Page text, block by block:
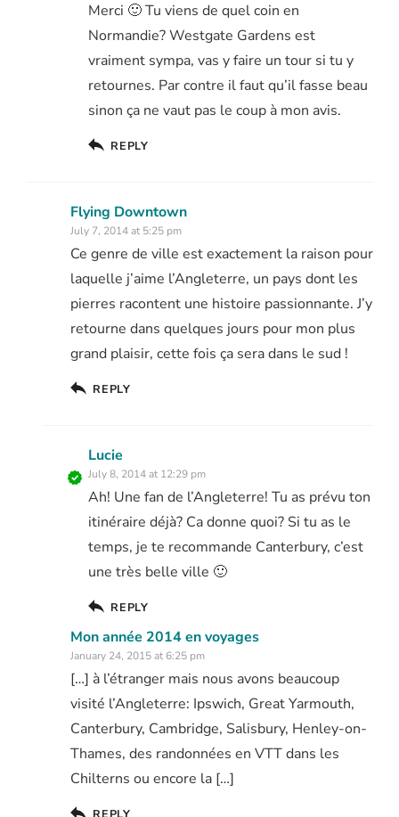
Merci 🙂 Tu viens de quel coin en
Normandie? Westgate Gardens est
vraiment sympa, vas y faire un tour si tu y
retournes. Par contre il faut qu’il fasse beau
sinon ça ne vaut pas le coup à mon avis.
REPLY
Flying Downtown
July 7, 2014 at 5:25 pm
Ce genre de ville est exactement la raison pour
laquelle j’aime l’Angleterre, un pays dont les
pierres racontent une histoire passionnante. J’y
retourne dans quelques jours pour mon plus
grand plaisir, cette fois ça sera dans le sud !
REPLY
Lucie
July 8, 2014 at 12:29 pm
Ah! Une fan de l’Angleterre! Tu as prévu ton
itinéraire déjà? Ca donne quoi? Si tu as le
temps, je te recommande Canterbury, c’est
une très belle ville 🙂
REPLY
Mon année 2014 en voyages
January 24, 2015 at 6:25 pm
[…] à l’étranger mais nous avons beaucoup
visité l’Angleterre: Ipswich, Great Yarmouth,
Canterbury, Cambridge, Salisbury, Henley-on-
Thames, des randonnées en VTT dans les
Chilterns ou encore la […]